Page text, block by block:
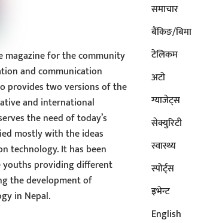
magazine for the community
and communication
provides two versions of the
and international
the need of today’s
mostly with the ideas
technology. It has been
youths providing different
the development of
in Nepal.
समाचार
बैंकिङ/बिमा
टेलिकम
अटाे
ग्याजेट्स
सेक्युरिटी
स्वास्थ्य
स्पोर्ट्स
इभेन्ट
English